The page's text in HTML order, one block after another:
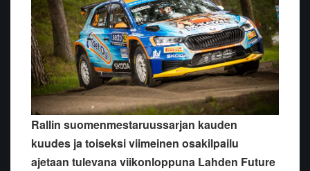
Rallin suomenmestaruussarjan kauden
kuudes ja toiseksi viimeinen osakilpailu
ajetaan tulevana viikonloppuna Lahden Future